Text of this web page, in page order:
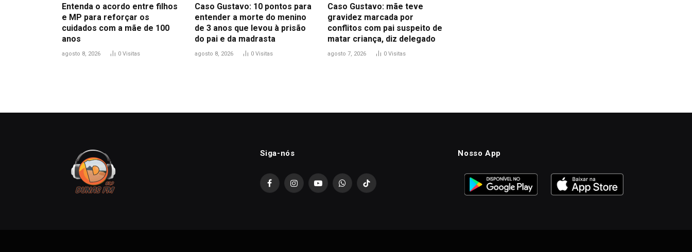
Entenda o acordo entre filhos
e MP para reforçar os
cuidados com a mãe de 100
anos
agosto 8, 2026 0 Visitas
Caso Gustavo: 10 pontos para
entender a morte do menino
de 3 anos que levou à prisão
do pai e da madrasta
agosto 8, 2026 0 Visitas
Caso Gustavo: mãe teve
gravidez marcada por
conflitos com pai suspeito de
matar criança, diz delegado
agosto 7, 2026 0 Visitas
Siga-nós
FacebookInstagramYouTubeWhatsAppTikTok
Nosso App